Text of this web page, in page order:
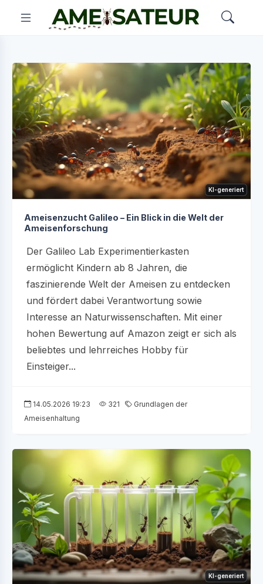
KI-generiert
Ameisenzucht Galileo – Ein Blick in die Welt der
Ameisenforschung
Der Galileo Lab Experimentierkasten
ermöglicht Kindern ab 8 Jahren, die
faszinierende Welt der Ameisen zu entdecken
und fördert dabei Verantwortung sowie
Interesse an Naturwissenschaften. Mit einer
hohen Bewertung auf Amazon zeigt er sich als
beliebtes und lehrreiches Hobby für
Einsteiger...
14.05.2026 19:23 321
Grundlagen der
Ameisenhaltung
KI-generiert